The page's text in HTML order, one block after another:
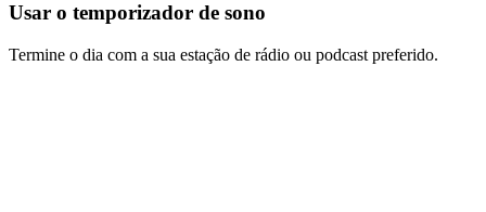
Usar o temporizador de sono
Termine o dia com a sua estação de rádio ou podcast preferido.